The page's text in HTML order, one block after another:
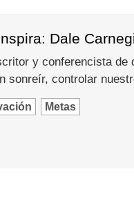
Dale
y conferencista
sonreír, controlar
Metas